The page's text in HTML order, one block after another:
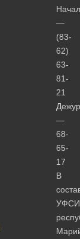
—
(83-
62)
63-
81-
21
—
68-
65-
17
В